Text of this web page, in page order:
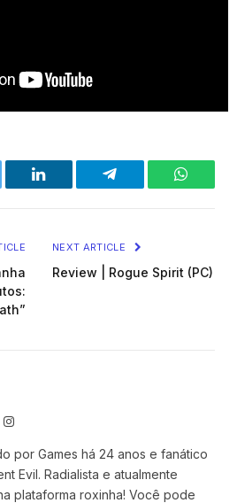
LinkedIn Telegram
NEXT ARTICLE
Review | Rogue Spirit (PC)
Instagram
por Games há 24 anos e fanático
Evil. Radialista e atualmente
plataforma roxinha! Você pode